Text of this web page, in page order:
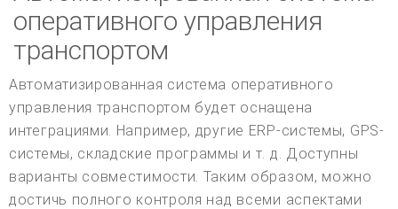
оперативного управления
транспортом
Автоматизированная система оперативного
управления транспортом будет оснащена
интеграциями. Например, другие ERP-системы, GPS-
системы, складские программы и т. д. Доступны
варианты совместимости. Таким образом, можно
достичь полного контроля над всеми аспектами